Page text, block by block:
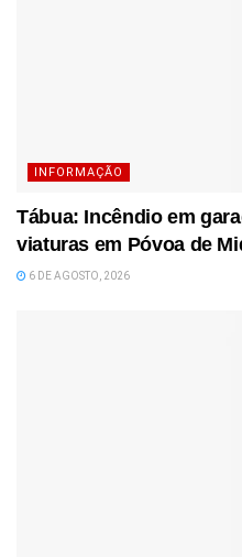
INFORMAÇÃO
Tábua: Incêndio em
viaturas em Póvoa de
6 DE AGOSTO, 2026